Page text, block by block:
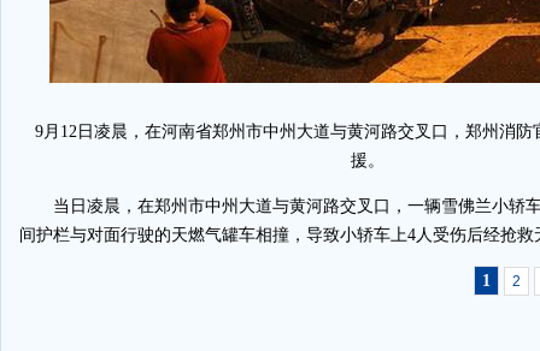
9月12日凌晨，在河南省郑州市中州大道与黄河路交叉口，郑州消防
援。
当日凌晨，在郑州市中州大道与黄河路交叉口，一辆雪佛兰小轿
间护栏与对面行驶的天燃气罐车相撞，导致小轿车上4人受伤后经抢救
1 2